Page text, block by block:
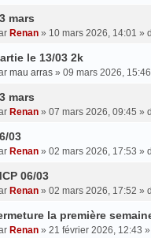
mars
Renan » 10 mars 2026, 14:01 »
le 13/03 2k
mau arras » 09 mars 2026, 15:46
mars
Renan » 07 mars 2026, 09:45 »
03
Renan » 02 mars 2026, 17:53 »
06/03
Renan » 02 mars 2026, 17:52 »
la première
Renan » 21 février 2026, 12:43